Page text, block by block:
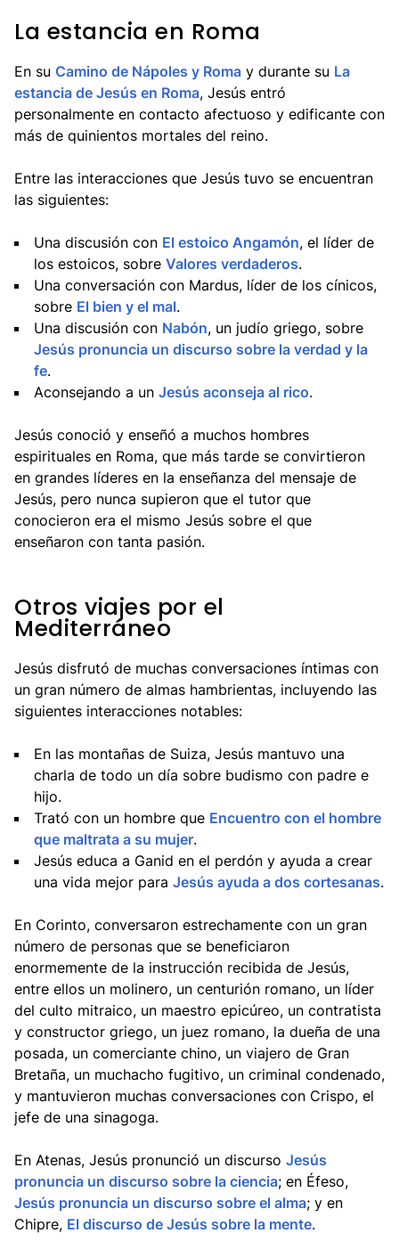
La estancia en Roma
En su Camino de Nápoles y Roma y durante su La
estancia de Jesús en Roma, Jesús entró
personalmente en contacto afectuoso y edificante con
más de quinientos mortales del reino.
Entre las interacciones que Jesús tuvo se encuentran
las siguientes:
Una discusión con El estoico Angamón, el líder de
los estoicos, sobreValores verdaderos.
Una conversación con Mardus, líder de los cínicos,
sobre El bien y el mal.
Una discusión con Nabón, un judío griego, sobre
Jesús pronuncia un discurso sobre la verdad y la
fe.
Aconsejando a un Jesús aconseja al rico.
Jesús conoció y enseñó a muchos hombres
espirituales en Roma, que más tarde se convirtieron
en grandes líderes en la enseñanza del mensaje de
Jesús, pero nunca supieron que el tutor que
conocieron era el mismo Jesús sobre el que
enseñaron con tanta pasión.
Otros viajes por el
Mediterráneo
Jesús disfrutó de muchas conversaciones íntimas con
un gran número de almas hambrientas, incluyendo las
siguientes interacciones notables:
En las montañas de Suiza, Jesús mantuvo una
charla de todo un día sobre budismo con padre e
hijo.
Trató con un hombre que Encuentro con el hombre
que maltrata a su mujer.
Jesús educa a Ganid en el perdón y ayuda a crear
una vida mejor paraJesús ayuda a dos cortesanas.
En Corinto, conversaron estrechamente con un gran
número de personas que se beneficiaron
enormemente de la instrucción recibida de Jesús,
entre ellos un molinero, un centurión romano, un líder
del culto mitraico, un maestro epicúreo, un contratista
y constructor griego, un juez romano, la dueña de una
posada, un comerciante chino, un viajero de Gran
Bretaña, un muchacho fugitivo, un criminal condenado,
y mantuvieron muchas conversaciones con Crispo, el
jefe de una sinagoga.
En Atenas, Jesús pronunció un discurso Jesús
pronuncia un discurso sobre la ciencia; en Éfeso,
Jesús pronuncia un discurso sobre el alma; y en
Chipre, El discurso de Jesús sobre la mente.